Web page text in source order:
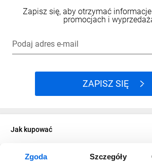
Zgoda Szczegóły
Zapisz się, aby otrzymać
promocjach i
Podaj adres e-mail
ZAPISZ SIĘ
Jak kupować
O firmie